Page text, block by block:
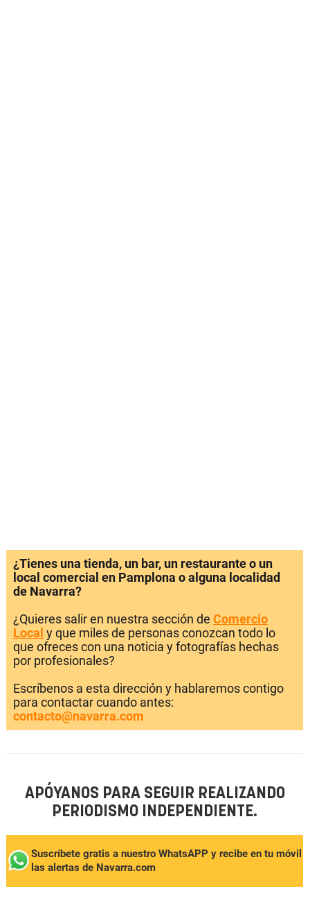
¿Tienes una tienda, un bar, un restaurante o un
local comercial en Pamplona o alguna localidad
de Navarra?
¿Quieres salir en nuestra sección de Comercio
Local y que miles de personas conozcan todo lo
que ofreces con una noticia y fotografías hechas
por profesionales?
Escríbenos a esta dirección y hablaremos contigo
para contactar cuando antes:
contacto@navarra.com
APÓYANOS PARA SEGUIR REALIZANDO
PERIODISMO INDEPENDIENTE.
Suscríbete gratis a nuestro WhatsAPP y recibe en tu móvil
las alertas de Navarra.com